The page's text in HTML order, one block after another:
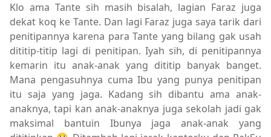
Klo ama Tante sih masih bisalah, lagian Faraz juga
dekat koq ke Tante. Dan lagi Faraz juga saya tarik dari
penitipannya karena para Tante yang bilang gak usah
dititip-titip lagi di penitipan. Iyah sih, di penitipannya
kemarin itu anak-anak yang dititip banyak banget.
Mana pengasuhnya cuma Ibu yang punya penitipan
itu saja yang jaga. Kadang sih dibantu ama anak-
anaknya, tapi kan anak-anaknya juga sekolah jadi gak
maksimal bantuin Ibunya jaga anak-anak yang